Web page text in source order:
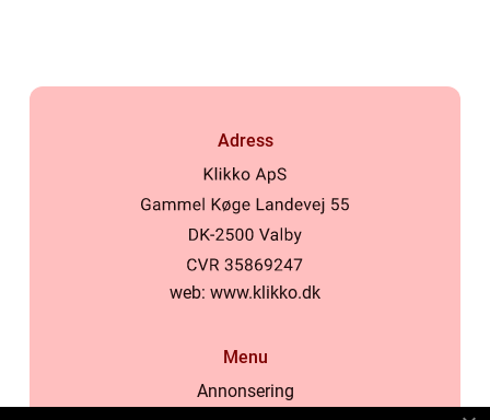
Adress
web: www.klikko.dk
Menu
Annonsering